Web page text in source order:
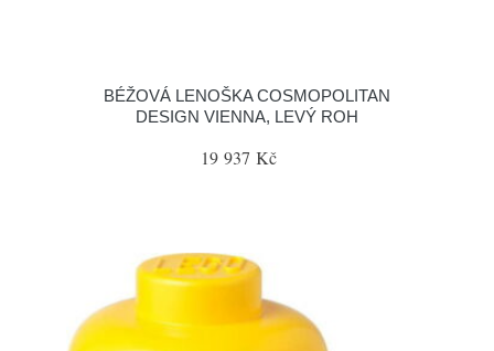
BÉŽOVÁ LENOŠKA COSMOPOLITAN
DESIGN VIENNA, LEVÝ ROH
19 937 Kč